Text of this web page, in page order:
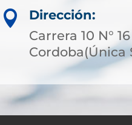

Dirección:
Carrera 10 N°
Cordoba(Única